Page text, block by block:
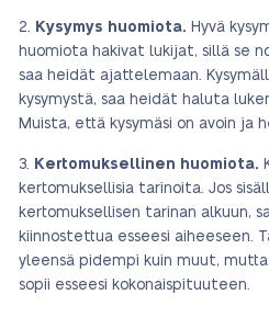
Kysymys huomiota. Hyvä
huomiota hakivat lukijat, sillä se
saa heidät ajattelemaan.
kysymystä, saa heidät haluta
Muista, että kysymäsi on avoin ja
Kertomuksellinen huomiota.
kertomuksellisia tarinoita. Jos
kertomuksellisen tarinan alkuun,
kiinnostettua esseesi aiheeseen.
yleensä pidempi kuin muut, mutta
sopii esseesi kokonaispituuteen.